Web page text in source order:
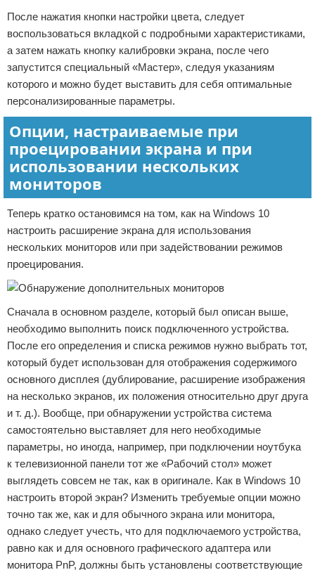
После нажатия кнопки настройки цвета, следует
воспользоваться вкладкой с подробными характеристиками,
а затем нажать кнопку калибровки экрана, после чего
запустится специальный «Мастер», следуя указаниям
которого и можно будет выставить для себя оптимальные
персонализированные параметры.
Опции, настраиваемые при
проецировании экрана и при
использовании нескольких
мониторов
Теперь кратко остановимся на том, как на Windows 10
настроить расширение экрана для использования
нескольких мониторов или при задействовании режимов
проецирования.
Сначала в основном разделе, который был описан выше,
необходимо выполнить поиск подключенного устройства.
После его определения и списка режимов нужно выбрать тот,
который будет использован для отображения содержимого
основного дисплея (дублирование, расширение изображения
на несколько экранов, их положения относительно друг друга
и т. д.). Вообще, при обнаружении устройства система
самостоятельно выставляет для него необходимые
параметры, но иногда, например, при подключении ноутбука
к телевизионной панели тот же «Рабочий стол» может
выглядеть совсем не так, как в оригинале. Как в Windows 10
настроить второй экран? Изменить требуемые опции можно
точно так же, как и для обычного экрана или монитора,
однако следует учесть, что для подключаемого устройства,
равно как и для основного графического адаптера или
монитора PnP, должны быть установлены соответствующие